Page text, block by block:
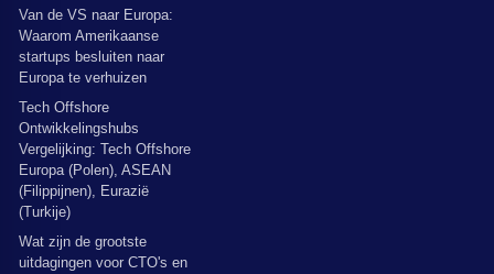
Van de VS naar Europa:
Waarom Amerikaanse
startups besluiten naar
Europa te verhuizen
Tech Offshore
Ontwikkelingshubs
Vergelijking: Tech Offshore
Europa (Polen), ASEAN
(Filippijnen), Eurazië
(Turkije)
Wat zijn de grootste
uitdagingen voor CTO's en